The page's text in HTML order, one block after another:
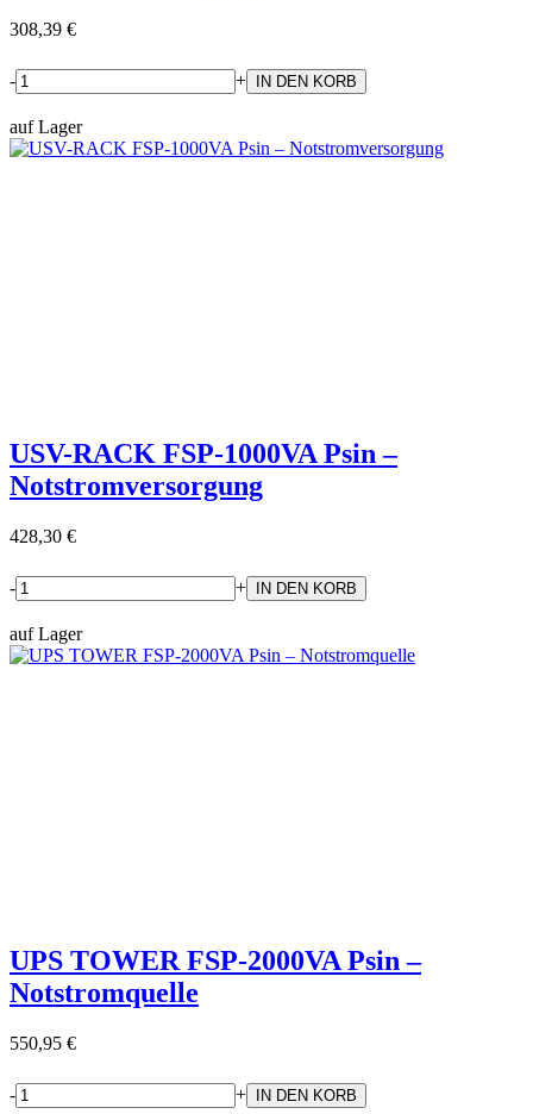
308,39 €
- +
auf Lager
USV-RACK FSP-1000VA Psin –
Notstromversorgung
428,30 €
- +
auf Lager
UPS TOWER FSP-2000VA Psin –
Notstromquelle
550,95 €
- +